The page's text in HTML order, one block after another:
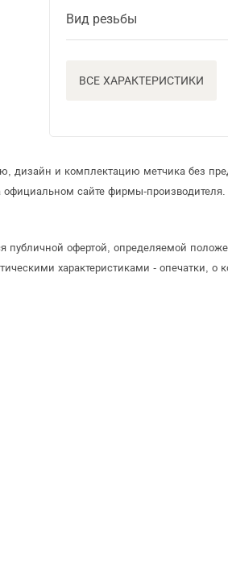
Вид резьбы
ВСЕ ХАРАКТЕРИСТИКИ
дизайн и комплектацию метчика без
сайте фирмы-
публичной офертой, определяемой
характеристиками - опечатки, о